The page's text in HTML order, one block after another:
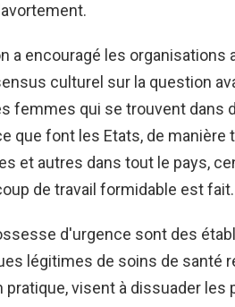
a encouragé les
culturel sur la question
femmes qui se trouvent dans
que font les Etats, de
et autres dans tout le pays,
de travail formidable est fait.
d'urgence sont des
légitimes de soins de santé
pratique, visent à dissuader